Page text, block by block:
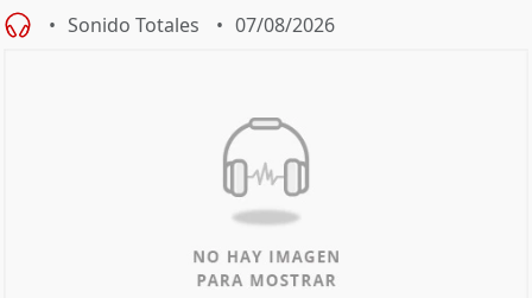
Sonido Totales 07/08/2026